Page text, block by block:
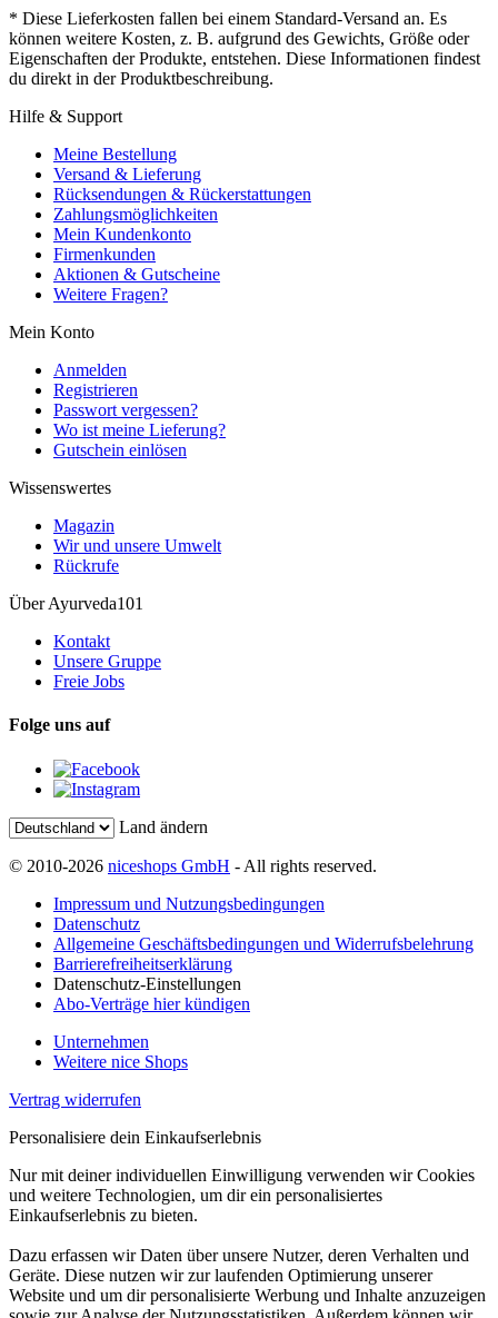
* Diese Lieferkosten fallen bei einem Standard-Versand an. Es
können weitere Kosten, z. B. aufgrund des Gewichts, Größe oder
Eigenschaften der Produkte, entstehen. Diese Informationen findest
du direkt in der Produktbeschreibung.
Hilfe & Support
Meine Bestellung
Versand & Lieferung
Rücksendungen & Rückerstattungen
Zahlungsmöglichkeiten
Mein Kundenkonto
Firmenkunden
Aktionen & Gutscheine
Weitere Fragen?
Mein Konto
Anmelden
Registrieren
Passwort vergessen?
Wo ist meine Lieferung?
Gutschein einlösen
Wissenswertes
Magazin
Wir und unsere Umwelt
Rückrufe
Über Ayurveda101
Kontakt
Unsere Gruppe
Freie Jobs
Folge uns auf
Land ändern
© 2010-2026 niceshops GmbH - All rights reserved.
Impressum und Nutzungsbedingungen
Datenschutz
Allgemeine Geschäftsbedingungen und Widerrufsbelehrung
Barrierefreiheitserklärung
Datenschutz-Einstellungen
Abo-Verträge hier kündigen
Unternehmen
Weitere nice Shops
Vertrag widerrufen
Personalisiere dein Einkaufserlebnis
Nur mit deiner individuellen Einwilligung verwenden wir Cookies
und weitere Technologien, um dir ein personalisiertes
Einkaufserlebnis zu bieten.
Dazu erfassen wir Daten über unsere Nutzer, deren Verhalten und
Geräte. Diese nutzen wir zur laufenden Optimierung unserer
Website und um dir personalisierte Werbung und Inhalte anzuzeigen